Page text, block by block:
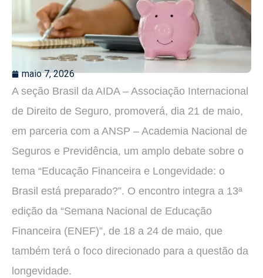
maio 7, 2026
A seção Brasil da AIDA – Associação Internacional
de Direito de Seguro, promoverá, dia 21 de maio,
em parceria com a ANSP – Academia Nacional de
Seguros e Previdência, um amplo debate sobre o
tema “Educação Financeira e Longevidade: o
Brasil está preparado?”. O encontro integra a 13ª
edição da “Semana Nacional de Educação
Financeira (ENEF)”, de 18 a 24 de maio, que
também terá o foco direcionado para a questão da
longevidade.